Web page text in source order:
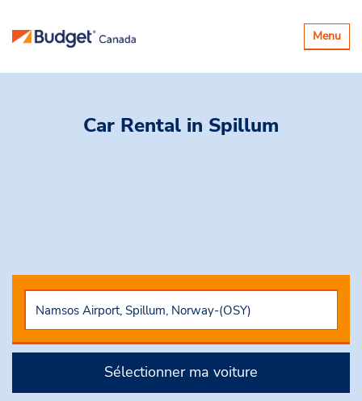
Basculer
la
Menu
Car Rental in Spillum
Sélectionner ma voiture